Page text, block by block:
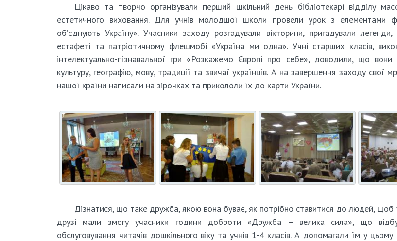
Цікаво та творчо організували перший шкільний день бібліотекарі відділу
естетичного виховання. Для учнів молодшої школи провели урок з елементами
об’єднують Україну». Учасники заходу розгадували вікторини, пригадували
естафеті та патріотичному флешмобі «Україна ми одна». Учні старших класів,
інтелектуально-пізнавальної гри «Розкажемо Європі про себе», доводили, що вони
культуру, географію, мову, традиції та звичаї українців. А на завершення заходу свої
нашої країни написали на зірочках та прикололи їх до карти України.
Дізнатися, що таке дружба, якою вона буває, як потрібно ставитися до людей, щоб
друзі мали змогу учасники години доброти «Дружба – велика сила», що
обслуговування читачів дошкільного віку та учнів 1-4 класів. А допомагали їм у цьому